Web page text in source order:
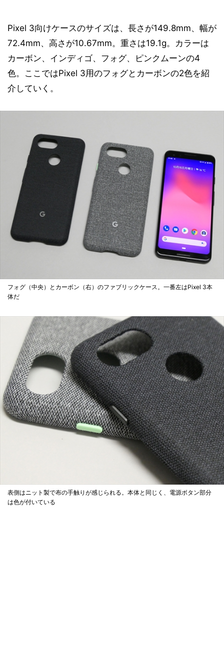
Pixel 3向けケースのサイズは、長さが149.8mm、幅が
72.4mm、高さが10.67mm。重さは19.1g。カラーは
カーボン、インディゴ、フォグ、ピンクムーンの4
色。ここではPixel 3用のフォグとカーボンの2色を紹
介していく。
フォグ（中央）とカーボン（右）のファブリックケース。一番左はPixel 3本
体だ
表側はニット製で布の手触りが感じられる。本体と同じく、電源ボタン部分
は色が付いている